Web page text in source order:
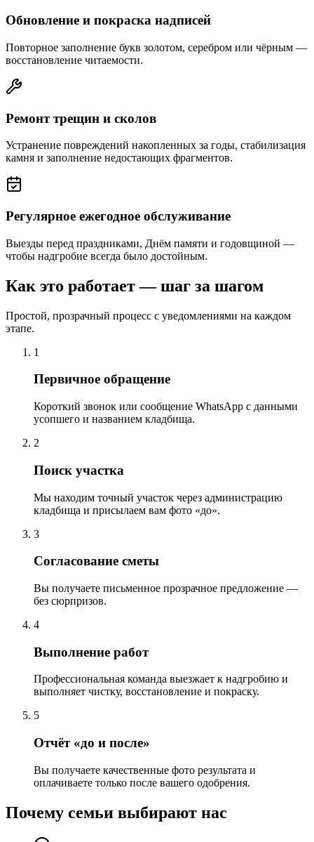
Обновление и покраска надписей
Повторное заполнение букв золотом, серебром или чёрным —
восстановление читаемости.
Ремонт трещин и сколов
Устранение повреждений накопленных за годы, стабилизация
камня и заполнение недостающих фрагментов.
Регулярное ежегодное обслуживание
Выезды перед праздниками, Днём памяти и годовщиной —
чтобы надгробие всегда было достойным.
Как это работает — шаг за шагом
Простой, прозрачный процесс с уведомлениями на каждом
этапе.
1
Первичное обращение
Короткий звонок или сообщение WhatsApp с данными
усопшего и названием кладбища.
2
Поиск участка
Мы находим точный участок через администрацию
кладбища и присылаем вам фото «до».
3
Согласование сметы
Вы получаете письменное прозрачное предложение —
без сюрпризов.
4
Выполнение работ
Профессиональная команда выезжает к надгробию и
выполняет чистку, восстановление и покраску.
5
Отчёт «до и после»
Вы получаете качественные фото результата и
оплачиваете только после вашего одобрения.
Почему семьи выбирают нас